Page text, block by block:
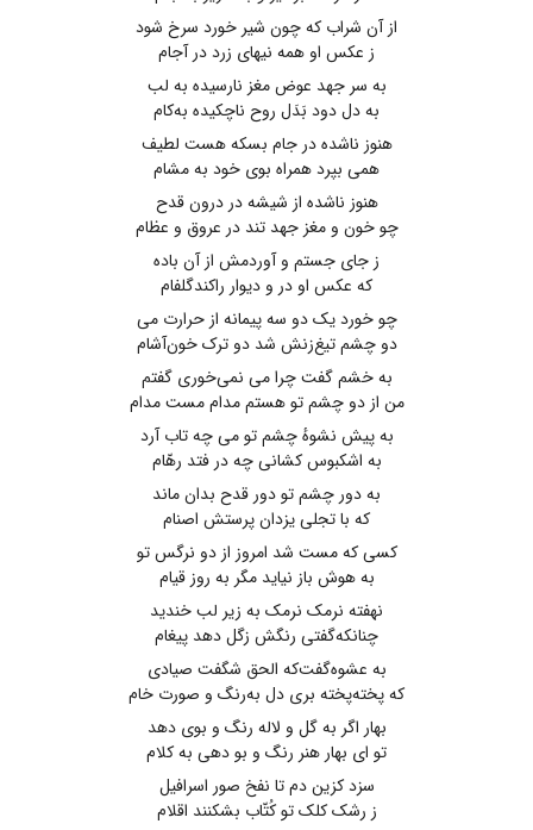
از آن شراب ‌که چون شیر خورد سرخ شود
ز عکس او همه نیهای زرد در آجام
به سر جهد عوض مغز نارسیده به لب
به دل دود بَدَل روح ناچکیده به‌کام
هنوز ناشده در جام بسکه هست لطیف
همی بپرد همراه بوی خود به مشام
هنوز ناشده از شیشه در درون قدح
چو خون و مغز جهد تند در عروق و عظام
ز جای جستم و آوردمش از آن باده
که عکس او در و دیوار راکندگلفام
چو خورد یک دو سه پیمانه از حرارت می
دو چشم تیغ‌زنش شد دو ترک خون‌آشام
به خشم ‌گفت چرا می ‌نمی‌خوری‌ گفتم
من از دو چشم تو هستم مدام مست مدام
به پیش نشوهٔ چشم تو می چه تاب آرد
به اشکبوس‌ کشانی چه در فتد رهّام
به دور چشم تو دور قدح بدان ماند
که با تجلی یزدان پرستش اصنام
کسی که مست ‌شد امروز از دو نرگس‌ تو
به هوش باز نیاید مگر به روز قیام
نهفته نرمک نرمک به زیر لب خندید
چنانکه‌گفتی رنگش زگل دهد پیغام
به عشوه‌گفت‌که الحق شگفت صیادی
که ‌پخته‌پخته ‌بری‌ دل به‌رنگ و صورت خام
بهار اگر به‌ گل و لاله رنگ و بوی دهد
تو ای بهار هنر رنگ و بو دهی به‌ کلام
سزد کزین‌ دم تا نفخ صور اسرافیل
ز رشک ‌کلک تو ‌کُتّاب بشکنند اقلام